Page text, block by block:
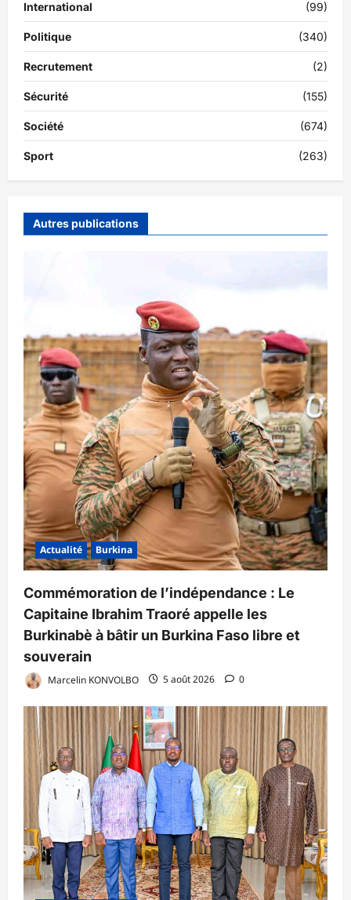
International (99)
Politique (340)
Recrutement (2)
Sécurité (155)
Société (674)
Sport (263)
Autres publications
Actualité Burkina
Commémoration de l’indépendance : Le
Capitaine Ibrahim Traoré appelle les
Burkinabè à bâtir un Burkina Faso libre et
souverain
Marcelin KONVOLBO 5 août 2026 0